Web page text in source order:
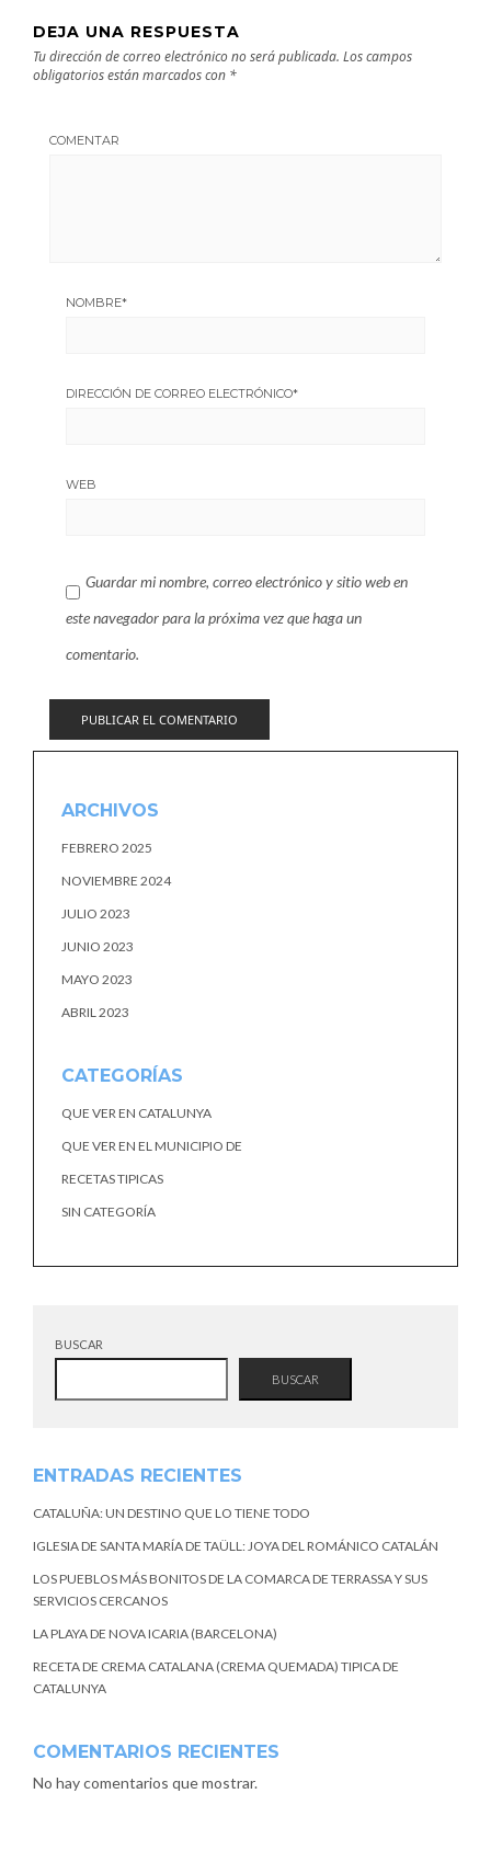
DEJA UNA RESPUESTA
Tu dirección de correo electrónico no será publicada. Los campos
obligatorios están marcados con *
COMENTAR
NOMBRE*
DIRECCIÓN DE CORREO ELECTRÓNICO*
WEB
Guardar mi nombre, correo electrónico y sitio web en
este navegador para la próxima vez que haga un
comentario.
ARCHIVOS
FEBRERO 2025
NOVIEMBRE 2024
JULIO 2023
JUNIO 2023
MAYO 2023
ABRIL 2023
CATEGORÍAS
QUE VER EN CATALUNYA
QUE VER EN EL MUNICIPIO DE
RECETAS TIPICAS
SIN CATEGORÍA
BUSCAR
BUSCAR
ENTRADAS RECIENTES
CATALUÑA: UN DESTINO QUE LO TIENE TODO
IGLESIA DE SANTA MARÍA DE TAÜLL: JOYA DEL ROMÁNICO CATALÁN
LOS PUEBLOS MÁS BONITOS DE LA COMARCA DE TERRASSA Y SUS
SERVICIOS CERCANOS
LA PLAYA DE NOVA ICARIA (BARCELONA)
RECETA DE CREMA CATALANA (CREMA QUEMADA) TIPICA DE
CATALUNYA
COMENTARIOS RECIENTES
No hay comentarios que mostrar.